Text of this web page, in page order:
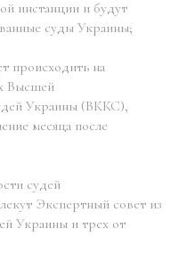
инстанции и будут
суды Украины;
происходить на
Высшей
Украины (ВККС),
месяца после
судей
Экспертный совет из
Украины и трех от